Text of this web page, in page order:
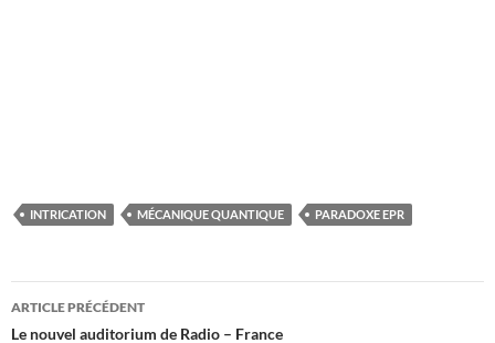
INTRICATION MÉCANIQUE QUANTIQUE PARADOXE EPR
Navigation
ARTICLE PRÉCÉDENT
Le nouvel auditorium de Radio – France